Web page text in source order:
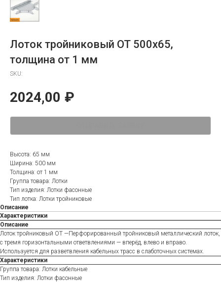
Лоток тройниковый ОТ 500х65,
толщина от 1 мм
SKU:
2024,00 ₽
Высота: 65 мм
Ширина: 500 мм
Толщина: от 1 мм
Группа товара: Лотки
Тип изделия: Лотки фасонные
Тип лотка: Лотки тройниковые
Описание
Характеристики
Описание
Лоток тройниковый ОТ —Перфорированный тройниковый металлический лоток,
с тремя горизонтальными ответвлениями — вперёд, влево и вправо.
Используется для разветвления кабельных трасс в слаботочных системах.
Характеристики
Группа товара: Лотки кабельные
Тип изделия: Лотки фасонные